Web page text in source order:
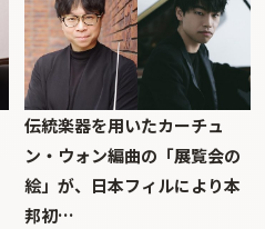
伝統楽器を用いたカーチュ
ン・ウォン編曲の「展覧会の
絵」が、日本フィルにより本
邦初…